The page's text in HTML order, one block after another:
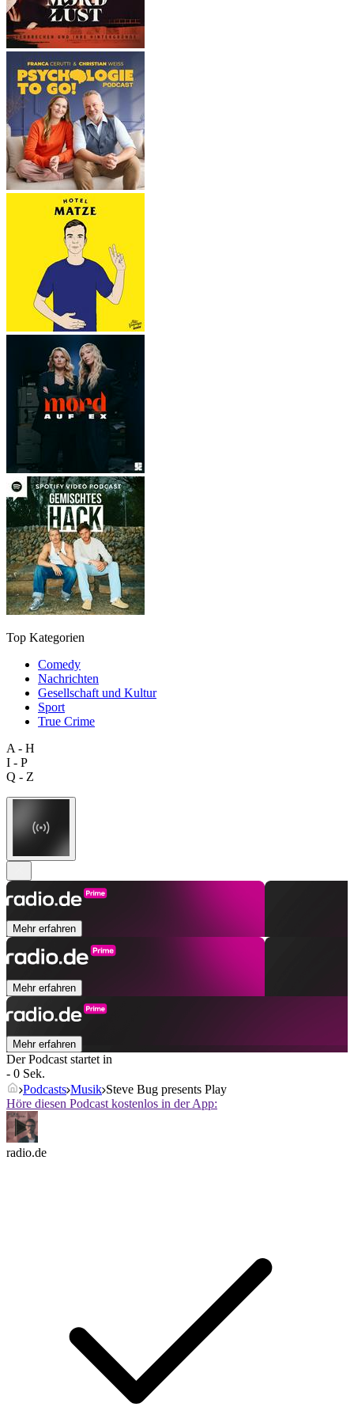
Top Kategorien
Comedy
Nachrichten
Gesellschaft und Kultur
Sport
True Crime
A - H
I - P
Q - Z
Mehr erfahren
Mehr erfahren
Mehr erfahren
Der Podcast startet in
- 0 Sek.
Podcasts Musik Steve Bug presents Play
Höre diesen Podcast kostenlos in der App:
radio.de